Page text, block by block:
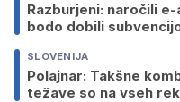
Razburjeni: naročili
bodo dobili
SLOVENIJA
Polajnar: Takšne
težave so na vseh